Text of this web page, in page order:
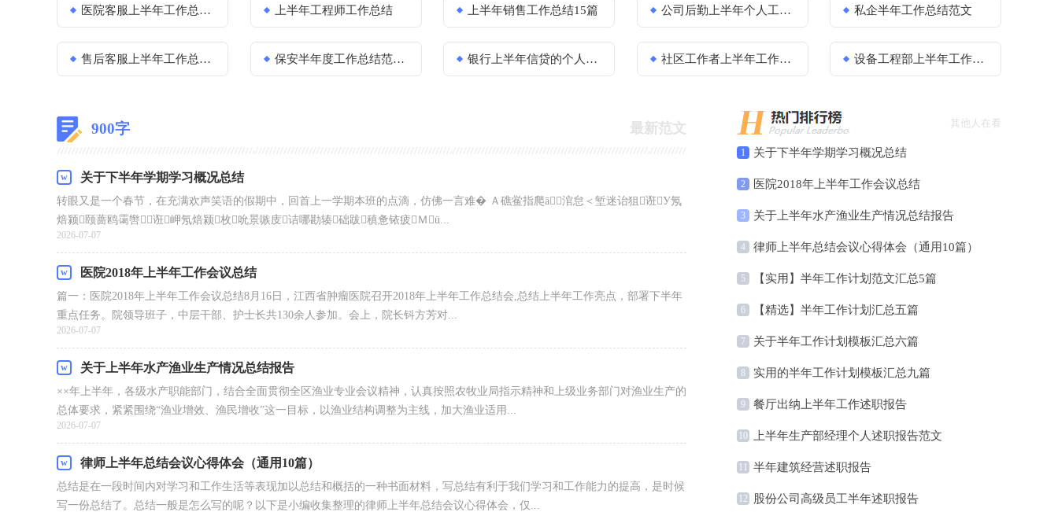
医院客服上半年工作总结_上半年工作总结 上半年工程师工作总结 上半年销售工作总结15篇 公司后勤上半年个人工作总结（精选9篇） 私企半年工作总结范文
售后客服上半年工作总结三篇 保安半年度工作总结范文（精选15篇） 银行上半年信贷的个人工作总结 社区工作者上半年工作总结 设备工程部上半年工作总结暨下半年工作计划范文
900字 最新范文
关于下半年学期学习概况总结
转眼又是一个春节，在充满欢声笑语的假期中，回首上一学期本班的点滴，仿佛一言难� Ａ礁鲎指爬ā涫怠＜堑迷诒狙诳У氖
焙颍颐蔷鸥霭辔诳岬氖焙颍枚吮景嗾庋诘哪勘辏础跋稹惫铱疲Ｍü...
2026-07-07
医院2018年上半年工作会议总结
篇一：医院2018年上半年工作会议总结8月16日，江西省肿瘤医院召开2018年上半年工作总结会,总结上半年工作亮点，部署下半年
重点任务。院领导班子，中层干部、护士长共130余人参加。会上，院长钭方芳对...
2026-07-07
关于上半年水产渔业生产情况总结报告
××年上半年，各级水产职能部门，结合全面贯彻全区渔业专业会议精神，认真按照农牧业局指示精神和上级业务部门对渔业生产的
总体要求，紧紧围绕“渔业增效、渔民增收”这一目标，以渔业结构调整为主线，加大渔业适用...
2026-07-07
律师上半年总结会议心得体会（通用10篇）
总结是在一段时间内对学习和工作生活等表现加以总结和概括的一种书面材料，写总结有利于我们学习和工作能力的提高，是时候
写一份总结了。总结一般是怎么写的呢？以下是小编收集整理的律师上半年总结会议心得体会，仅...
其他人在看
1 关于下半年学期学习概况总结
2 医院2018年上半年工作会议总结
3 关于上半年水产渔业生产情况总结报告
4 律师上半年总结会议心得体会（通用10篇）
5 【实用】半年工作计划范文汇总5篇
6 【精选】半年工作计划汇总五篇
7 关于半年工作计划模板汇总六篇
8 实用的半年工作计划模板汇总九篇
9 餐厅出纳上半年工作述职报告
10 上半年生产部经理个人述职报告范文
11 半年建筑经营述职报告
12 股份公司高级员工半年述职报告